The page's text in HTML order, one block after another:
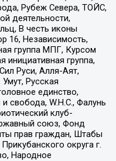
Рубеж Севера, ТОЙС,
деятельности,
В честь иконы
16, Независимость,
группа МПГ, Курсом
инициативная группа,
Руси, Алля-Аят,
Русская
единство,
свобода, W.H.С., Фалунь
клуб-
союз, Фонд
прав граждан, Штабы
округа г.
Народное